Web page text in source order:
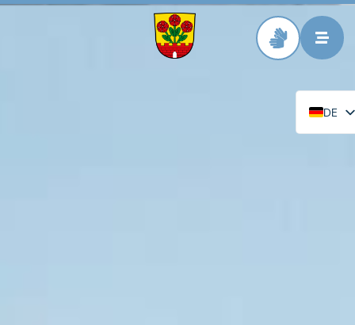
DE
EN